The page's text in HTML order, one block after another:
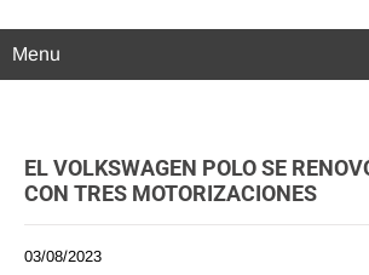
Menu
EL VOLKSWAGEN POLO SE
CON TRES MOTORIZACIONES
03/08/2023